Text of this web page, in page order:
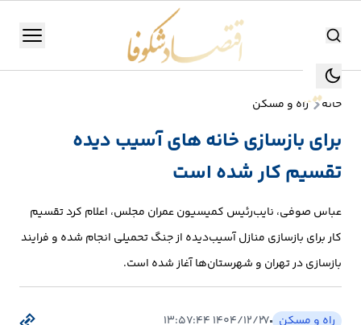
جستجو جستجو
منو
تولید
صنعت
انرژی
خانه راه و مسکن
برای بازسازی خانه های آسیب دیده
تقسیم کار شده است
عباس صوفی، نایب‌رئیس کمیسیون عمران مجلس، اعلام کرد تقسیم
کار برای بازسازی منازل آسیب‌دیده از جنگ تحمیلی انجام شده و فرایند
بازسازی در تهران و شهرستان‌ها آغاز شده است.
راه و مسکن ۱۴۰۴/۱۲/۲۷ ۱۳:۵۷:۴۴